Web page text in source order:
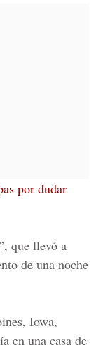
por dudar
que llevó a
de una noche
Iowa,
en una casa de